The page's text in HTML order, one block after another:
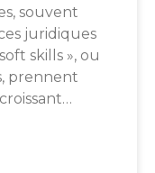
souvent
juridiques
skills », ou
prennent